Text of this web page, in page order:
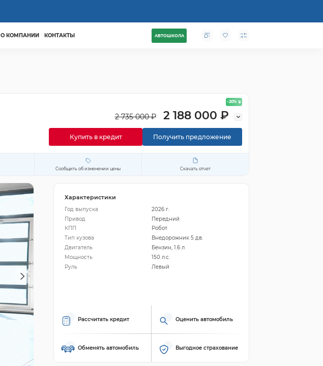
О КОМПАНИИ КОНТАКТЫ АВТОШКОЛА
- 20%
2 735 000 ₽ 2 188 000 ₽
Купить в кредит Получить предложение
Сообщить об изменении цены Скачать отчет
Характеристики
Год выпуска
2026 г.
Привод
Передний
КПП
Робот
Тип кузова
Внедорожник 5 дв.
Двигатель
Бензин, 1.6 л
Мощность
150 л.с.
Руль
Левый
Рассчитать кредит Оценить автомобиль
Обменять автомобиль Выгодное страхование